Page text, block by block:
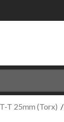
T 25mm (Torx) /